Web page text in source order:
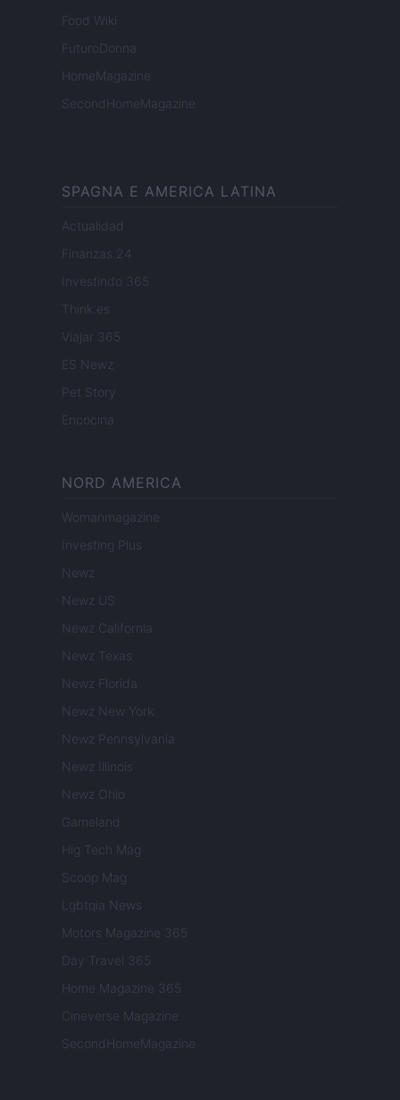
Food Wiki
FuturoDonna
HomeMagazine
SecondHomeMagazine
SPAGNA E AMERICA LATINA
Actualidad
Finanzas 24
Investindo 365
Think.es
Viajar 365
ES Newz
Pet Story
Encocina
NORD AMERICA
Womanmagazine
Investing Plus
Newz
Newz US
Newz California
Newz Texas
Newz Florida
Newz New York
Newz Pennsylvania
Newz Illinois
Newz Ohio
Gameland
Hig Tech Mag
Scoop Mag
Lgbtqia News
Motors Magazine 365
Day Travel 365
Home Magazine 365
Cineverse Magazine
SecondHomeMagazine